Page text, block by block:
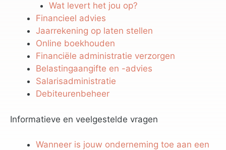
Wat levert het jou op?
Financieel advies
Jaarrekening op laten stellen
Online boekhouden
Financiële administratie verzorgen
Belastingaangifte en -advies
Salarisadministratie
Debiteurenbeheer
Informatieve en veelgestelde vragen
Wanneer is jouw onderneming toe aan een